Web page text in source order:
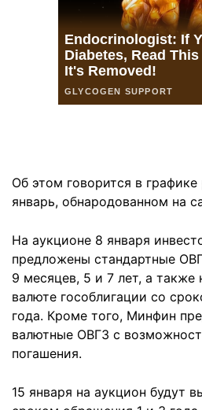
Об этом говорится в
январь, обнародованном на
На аукционе 8 января
предложены стандартные
9 месяцев, 5 и 7 лет, а
валюте гособлигации со
года. Кроме того, Минфин
валютные ОВГЗ с
погашения.
15 января на аукцион будут